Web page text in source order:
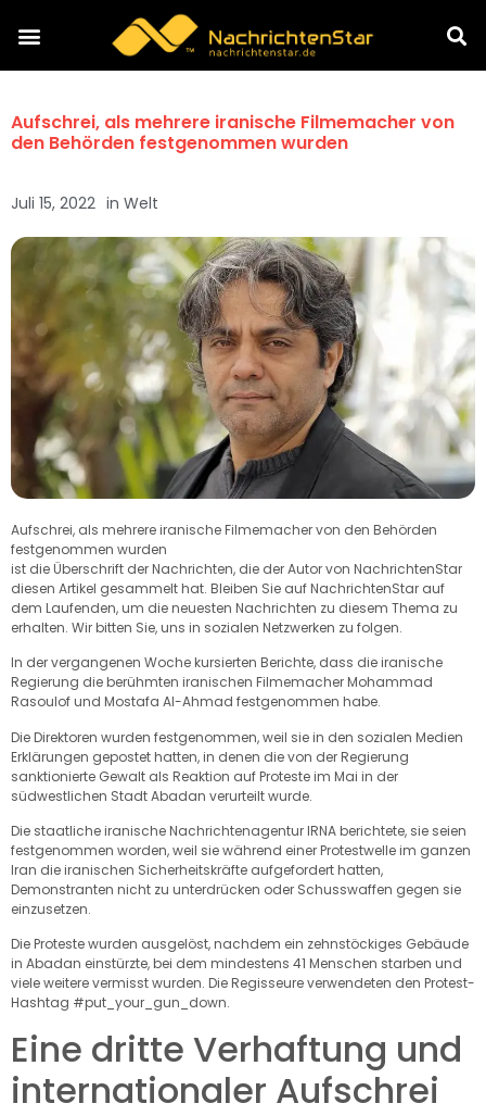
Aufschrei, als mehrere iranische Filmemacher von
den Behörden festgenommen wurden
Juli 15, 2022 in Welt
Aufschrei, als mehrere iranische Filmemacher von den Behörden
festgenommen wurden
ist die Überschrift der Nachrichten, die der Autor von NachrichtenStar
diesen Artikel gesammelt hat. Bleiben Sie auf NachrichtenStar auf
dem Laufenden, um die neuesten Nachrichten zu diesem Thema zu
erhalten. Wir bitten Sie, uns in sozialen Netzwerken zu folgen.
In der vergangenen Woche kursierten Berichte, dass die iranische
Regierung die berühmten iranischen Filmemacher Mohammad
Rasoulof und Mostafa Al-Ahmad festgenommen habe.
Die Direktoren wurden festgenommen, weil sie in den sozialen Medien
Erklärungen gepostet hatten, in denen die von der Regierung
sanktionierte Gewalt als Reaktion auf Proteste im Mai in der
südwestlichen Stadt Abadan verurteilt wurde.
Die staatliche iranische Nachrichtenagentur IRNA berichtete, sie seien
festgenommen worden, weil sie während einer Protestwelle im ganzen
Iran die iranischen Sicherheitskräfte aufgefordert hatten,
Demonstranten nicht zu unterdrücken oder Schusswaffen gegen sie
einzusetzen.
Die Proteste wurden ausgelöst, nachdem ein zehnstöckiges Gebäude
in Abadan einstürzte, bei dem mindestens 41 Menschen starben und
viele weitere vermisst wurden. Die Regisseure verwendeten den Protest-
Hashtag #put_your_gun_down.
Eine dritte Verhaftung und
internationaler Aufschrei